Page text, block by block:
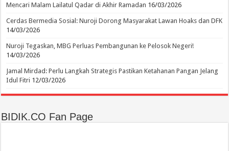
Mencari Malam Lailatul Qadar di Akhir Ramadan 16/03/2026
Cerdas Bermedia Sosial: Nuroji Dorong Masyarakat Lawan Hoaks dan DFK
14/03/2026
Nuroji Tegaskan, MBG Perluas Pembangunan ke Pelosok Negeri!
14/03/2026
Jamal Mirdad: Perlu Langkah Strategis Pastikan Ketahanan Pangan Jelang
Idul Fitri 12/03/2026
BIDIK.CO Fan Page